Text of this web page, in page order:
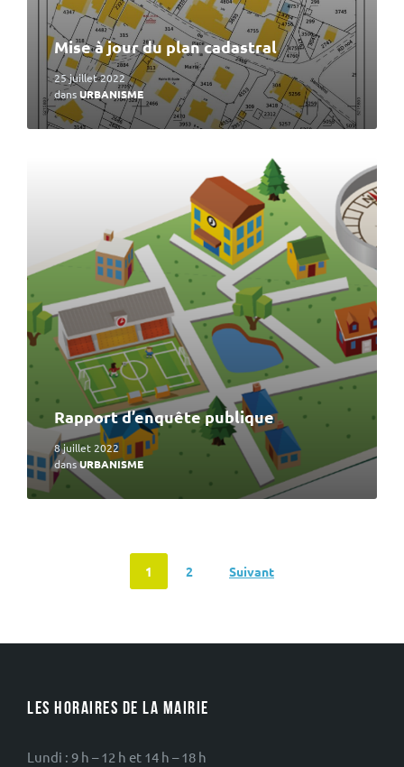
Mise à jour du plan cadastral
25 juillet 2022
dansURBANISME
Rapport d’enquête publique
8 juillet 2022
dansURBANISME
Navigation
1 2 Suivant
LES HORAIRES DE LA MAIRIE
Lundi : 9 h – 12 h et 14 h – 18 h